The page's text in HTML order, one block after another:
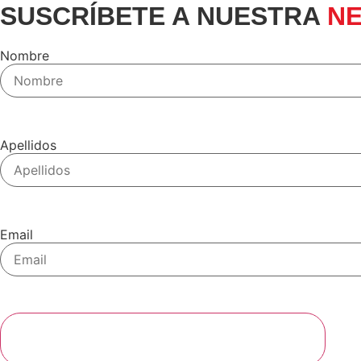
SUSCRÍBETE A NUESTRA
Nombre
Apellidos
Email